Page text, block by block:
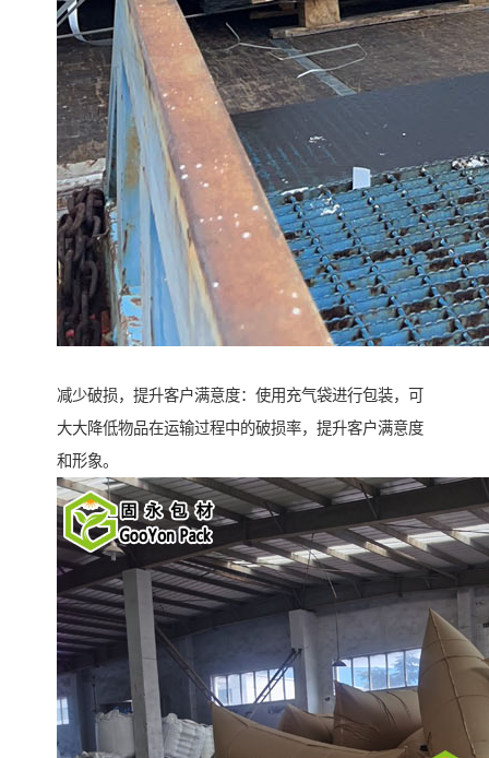
减少破损，提升客户满意度：使用充气袋进行包装，可
大大降低物品在运输过程中的破损率，提升客户满意度
和形象。